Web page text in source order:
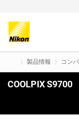
製品情報 コン
COOLPIX S9700